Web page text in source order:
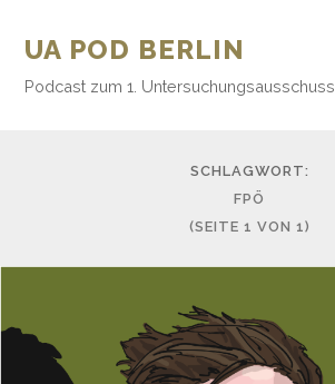
UA POD BERLIN
Podcast zum 1. Untersuchungsausschuss
SCHLAGWORT:
FPÖ
(SEITE 1 VON 1)